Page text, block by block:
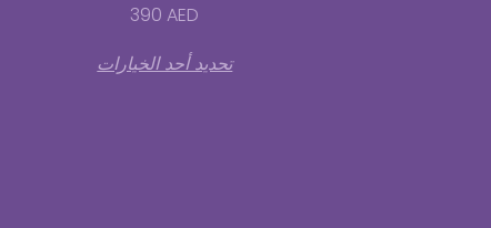
تم التقييم
5.00
390AED
تحديد أحد الخيارات